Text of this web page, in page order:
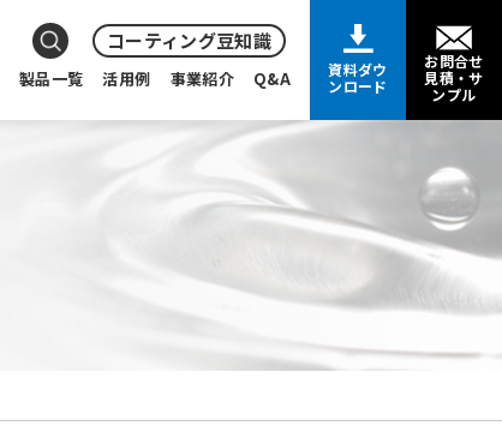
コーティング豆知識
製品一覧 活用例 事業紹介 Q&A
資料ダウ
ンロード
お問合せ
見積・サ
ンプル